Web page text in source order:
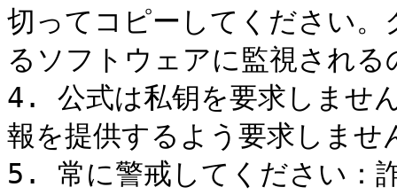
切ってコピーしてください
るソフトウェアに監視され
4. 公式は私钥を要求しませ
報を提供するよう要求しませ
5. 常に警戒してください：